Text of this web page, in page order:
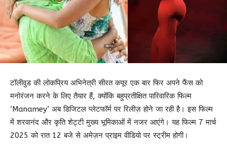
टॉलीवुड की लोकप्रिय अभिनेत्री सीरत कपूर एक बार फिर अपने फैंस को
मनोरंजन करने के लिए तैयार हैं, क्योंकि बहुप्रतीक्षित पारिवारिक फिल्म
‘Manamey’ अब डिजिटल प्लेटफॉर्म पर रिलीज़ होने जा रही है। इस फिल्म
में शरवानंद और कृति शेट्टी मुख्य भूमिकाओं में नजर आएंगे। यह फिल्म 7 मार्च
2025 को रात 12 बजे से अमेज़न प्राइम वीडियो पर स्ट्रीम होगी।